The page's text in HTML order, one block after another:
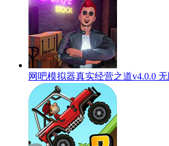
网吧模拟器真实经营之道v4.0.0